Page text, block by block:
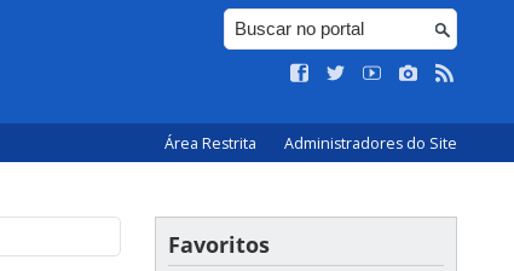
Área Restrita Administradores do Site
Favoritos